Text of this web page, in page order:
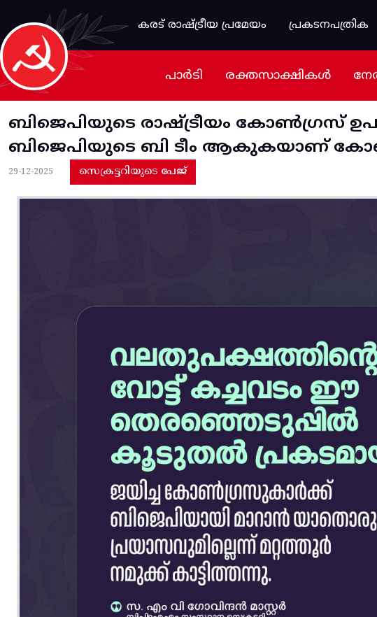
Skip to main content
കരട് രാഷ്ട്രീയ പ്രമേയം
പ്രകടനപത്രിക
പാർടി രക്തസാക്ഷികൾ
ബിജെപിയുടെ രാഷ്ട്രീയം കോൺഗ്രസ്‌
ബിജെപിയുടെ ബി ടീം ആകുകയാണ്‌
29-12-2025 സെക്രട്ടറിയുടെ പേജ്